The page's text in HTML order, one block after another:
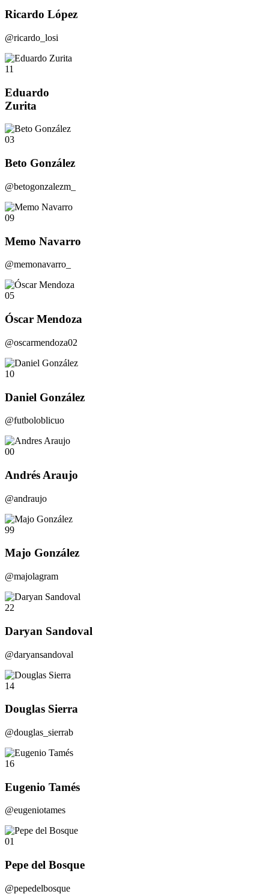
Ricardo López
@ricardo_losi
11
Eduardo
Zurita
03
Beto González
@betogonzalezm_
09
Memo Navarro
@memonavarro_
05
Óscar Mendoza
@oscarmendoza02
10
Daniel González
@futboloblicuo
00
Andrés Araujo
@andraujo
99
Majo González
@majolagram
22
Daryan Sandoval
@daryansandoval
14
Douglas Sierra
@douglas_sierrab
16
Eugenio Tamés
@eugeniotames
01
Pepe del Bosque
@pepedelbosque